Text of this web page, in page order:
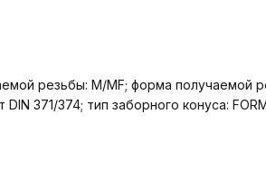
резьбы: M/MF; форма получаемой
371/374; тип заборного конуса: